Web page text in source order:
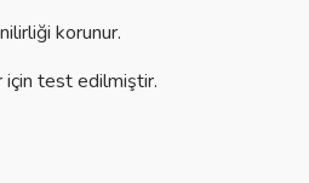
korunur.
test edilmiştir.